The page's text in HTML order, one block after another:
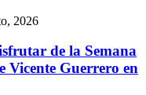
2026
de la Semana
Vicente Guerrero en